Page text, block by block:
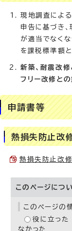
現地調査によ
申告に基づき
が適当でなく
を課税標準額と
新築、耐震改
フリー改修と
申請書等
熱損失防止改
熱損失防止改
このページにつ
このページの
役に立った
なかった